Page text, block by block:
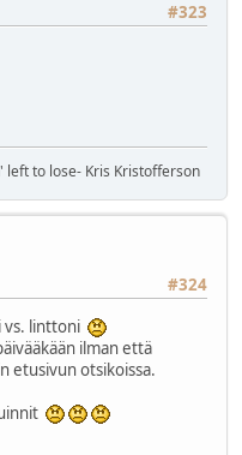
#323
to lose- Kris Kristofferson
#324
vs. linttoni
ilman että
etusivun otsikoissa.